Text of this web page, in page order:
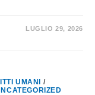
LUGLIO 29, 2026
UMANI
/